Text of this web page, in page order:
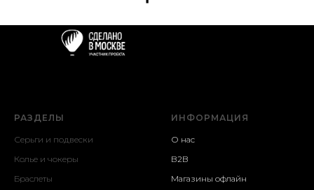
РАЗДЕЛЫ
Серьги и подвески
Колье и чокеры
Браслеты
ИНФОРМАЦИЯ
О нас
B2B
Магазины офлайн